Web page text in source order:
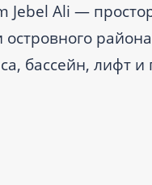
Jebel Ali —
бассейн, лифт
года. Цена — от